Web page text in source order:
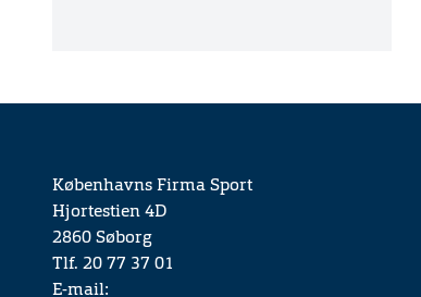
Københavns Firma Sport
Hjortestien 4D
2860 Søborg
Tlf. 20 77 37 01
E-mail: